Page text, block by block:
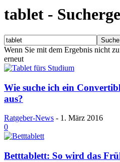
tablet -
Wenn Sie mit dem Ergebnis nicht
erneut
Wie suche ich ein
aus?
Ratgeber-News - 1. März 2016
0
Betttablett: So wird das